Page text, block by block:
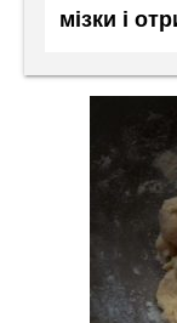
мізки і